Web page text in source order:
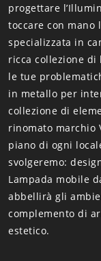
progettare
toccare con mano
specializzata in
ricca collezione
le tue
in metallo per
collezione di
rinomato marchio
piano di ogni
svolgeremo:
Lampada mobile
abbellirà gli
complemento di
estetico.